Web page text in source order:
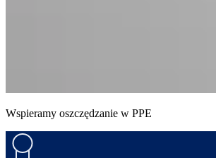
Wspieramy oszczędzanie w PPE